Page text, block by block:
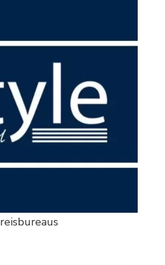
reisbureaus